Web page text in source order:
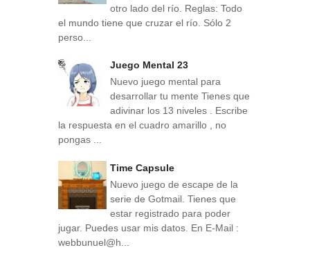
otro lado del río. Reglas: Todo
el mundo tiene que cruzar el río. Sólo 2
perso...
Juego Mental 23
Nuevo juego mental para
desarrollar tu mente Tienes que
adivinar los 13 niveles . Escribe
la respuesta en el cuadro amarillo , no
pongas ...
Time Capsule
Nuevo juego de escape de la
serie de Gotmail. Tienes que
estar registrado para poder
jugar. Puedes usar mis datos. En E-Mail :
webbunuel@h...